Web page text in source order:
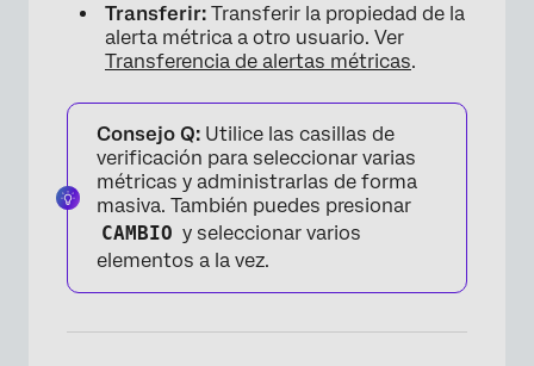
Transferir: Transferir la propiedad de la
alerta métrica a otro usuario. Ver
Transferencia de alertas métricas.
Consejo Q: Utilice las casillas de
verificación para seleccionar varias
métricas y administrarlas de forma
masiva. También puedes presionar
CAMBIO y seleccionar varios
elementos a la vez.